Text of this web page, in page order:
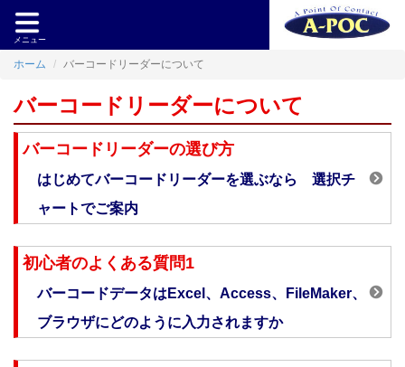
メニュー
ホーム バーコードリーダーについて
バーコードリーダーについて
バーコードリーダーの選び方
はじめてバーコードリーダーを選ぶなら 選択チ
ャートでご案内
初心者のよくある質問1
バーコードデータはExcel、Access、FileMaker、
ブラウザにどのように入力されますか